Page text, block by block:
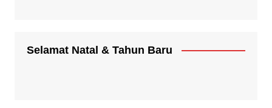
Selamat Natal & Tahun Baru